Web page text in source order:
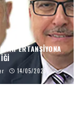
HIPERTANSIYONA
14/05/2026